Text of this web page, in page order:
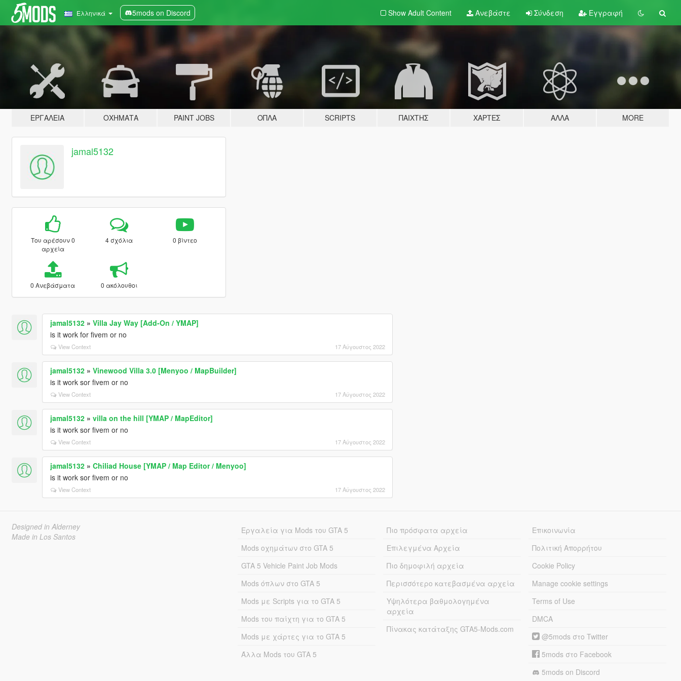
Ελληνικά 5mods on Discord Show Adult Content Ανεβάστε Σύνδεση Εγγραφή
ΕΡΓΑΛΕΊΑ ΟΧΉΜΑΤΑ PAINT JOBS ΌΠΛΑ SCRIPTS ΠΑΊΧΤΗΣ ΧΆΡΤΕΣ ΆΛΛΑ MORE
jamal5132
Του αρέσουν 0
αρχεία
4 σχόλια 0 βίντεο
0 Ανεβάσματα 0 ακόλουθοι
jamal5132» Villa Jay Way [Add-On / YMAP]
is it work for fivem or no
View Context 17 Αύγουστος 2022
jamal5132» Vinewood Villa 3.0 [Menyoo / MapBuilder]
is it work sor fivem or no
View Context 17 Αύγουστος 2022
jamal5132» villa on the hill [YMAP / MapEditor]
is it work sor fivem or no
View Context 17 Αύγουστος 2022
jamal5132» Chiliad House [YMAP / Map Editor / Menyoo]
is it work sor fivem or no
View Context 17 Αύγουστος 2022
Designed in Alderney
Made in Los Santos
Εργαλεία για Mods του GTA 5
Mods οχημάτων στο GTA 5
GTA 5 Vehicle Paint Job Mods
Mods όπλων στο GTA 5
Mods με Scripts για το GTA 5
Mods του παίχτη για το GTA 5
Mods με χάρτες για το GTA 5
Άλλα Mods του GTA 5
Πιο πρόσφατα αρχεία
Επιλεγμένα Αρχεία
Πιο δημοφιλή αρχεία
Περισσότερο κατεβασμένα αρχεία
Υψηλότερα βαθμολογημένα
αρχεία
Πίνακας κατάταξης GTA5-Mods.com
Επικοινωνία
Πολιτική Απορρήτου
Cookie Policy
Manage cookie settings
Terms of Use
DMCA
@5mods στο Twitter
5mods στο Facebook
5mods on Discord